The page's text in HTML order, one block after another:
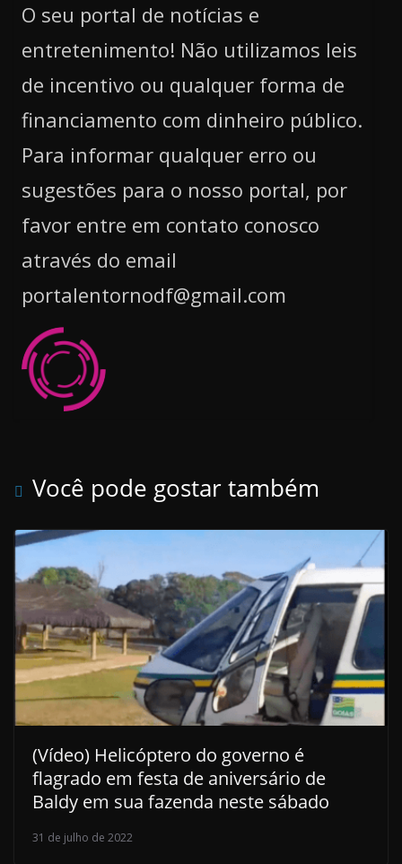
O seu portal de notícias e
entretenimento! Não utilizamos leis
de incentivo ou qualquer forma de
financiamento com dinheiro público.
Para informar qualquer erro ou
sugestões para o nosso portal, por
favor entre em contato conosco
através do email
portalentornodf@gmail.com
Você pode gostar também
(Vídeo) Helicóptero do governo é
flagrado em festa de aniversário de
Baldy em sua fazenda neste sábado
31 de julho de 2022